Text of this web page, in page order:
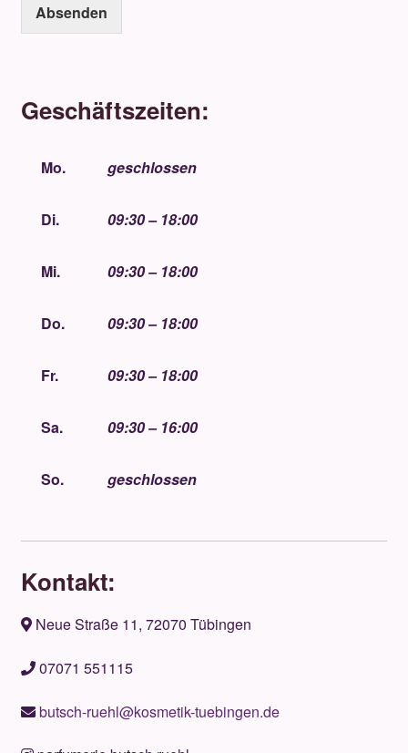
Absenden
Geschäftszeiten:
Mo. geschlossen
Di. 09:30 – 18:00
Mi. 09:30 – 18:00
Do. 09:30 – 18:00
Fr. 09:30 – 18:00
Sa. 09:30 – 16:00
So. geschlossen
Kontakt:
Neue Straße 11, 72070 Tübingen
07071 551115
butsch-ruehl@kosmetik-tuebingen.de